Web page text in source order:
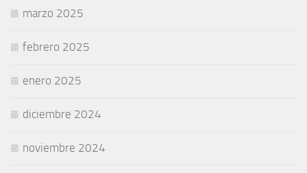
marzo 2025
febrero 2025
enero 2025
diciembre 2024
noviembre 2024